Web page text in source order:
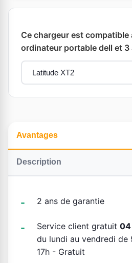
Ce chargeur est compatible
ordinateur portable dell et 3
Avantages
Description
2 ans de garantie
Service client gratuit 04
du lundi au vendredi de
17h - Gratuit